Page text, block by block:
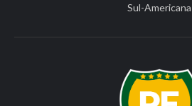
Sul-Americana